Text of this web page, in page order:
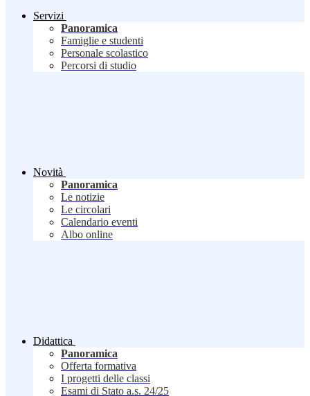
Servizi
Panoramica
Famiglie e studenti
Personale scolastico
Percorsi di studio
Novità
Panoramica
Le notizie
Le circolari
Calendario eventi
Albo online
Didattica
Panoramica
Offerta formativa
I progetti delle classi
Esami di Stato a.s. 24/25